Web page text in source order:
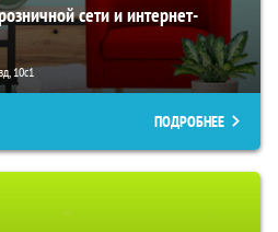
сети и интернет-
10с1
ПОДРОБНЕЕ